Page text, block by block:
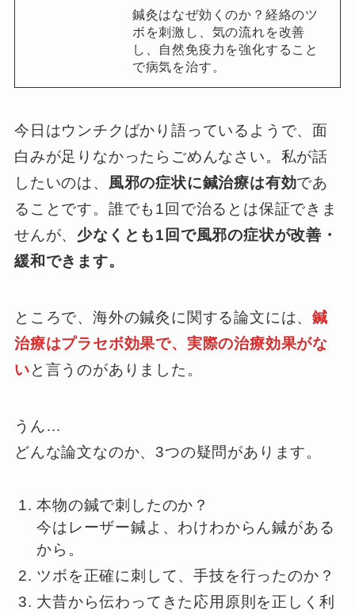
鍼灸はなぜ効くのか？経絡のツ
ボを刺激し、気の流れを改善
し、自然免疫力を強化すること
で病気を治す。
今日はウンチクばかり語っているようで、面
白みが足りなかったらごめんなさい。私が話
したいのは、 風邪の症状に鍼治療は有効であ
ることです。誰でも1回で治るとは保証できま
せんが、 少なくとも1回で風邪の症状が改善・
緩和できます。
ところで、海外の鍼灸に関する論文には、鍼
治療はプラセボ効果で、実際の治療効果がな
いと言うのがありました。
うん…
どんな論文なのか、3つの疑問があります。
本物の鍼で刺したのか？
今はレーザー鍼よ、わけわからん鍼がある
から。
ツボを正確に刺して、手技を行ったのか？
大昔から伝わってきた応用原則を正しく利